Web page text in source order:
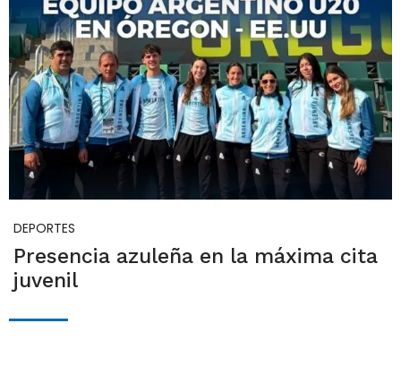
DEPORTES
Presencia azuleña en la máxima cita
juvenil